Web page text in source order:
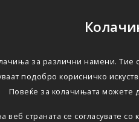
за различни намени.
подобро корисничко
Повеќе за колачињата можете
страната се согласувате